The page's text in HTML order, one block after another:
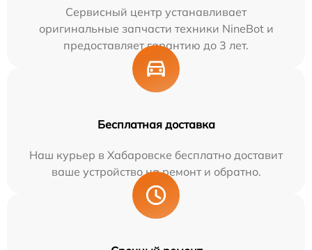
Сервисный центр устанавливает
оригинальные запчасти техники NineBot и
предоставляет гарантию до 3 лет.
Бесплатная доставка
Наш курьер в Хабаровске бесплатно доставит
ваше устройство на ремонт и обратно.